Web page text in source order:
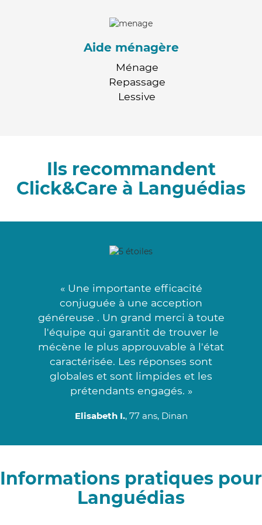
Aide ménagère
Ménage
Repassage
Lessive
Ils recommandent
Click&Care à Languédias
« Une importante efficacité
conjuguée à une acception
généreuse . Un grand merci à toute
l'équipe qui garantit de trouver le
mécène le plus approuvable à l'état
caractérisée. Les réponses sont
globales et sont limpides et les
prétendants engagés. »
Elisabeth I., 77 ans, Dinan
Informations pratiques pour
Languédias